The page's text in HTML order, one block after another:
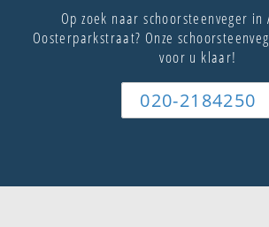
Op zoek naar schoorsteenveger in
Oosterparkstraat? Onze
voor u klaar!
020-2184250